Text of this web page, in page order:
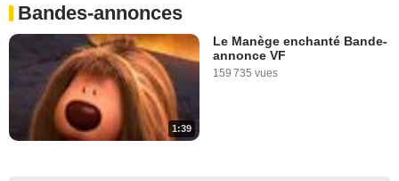
Bandes-annonces
1:39
Le Manège enchanté Bande-
annonce VF
159 735 vues